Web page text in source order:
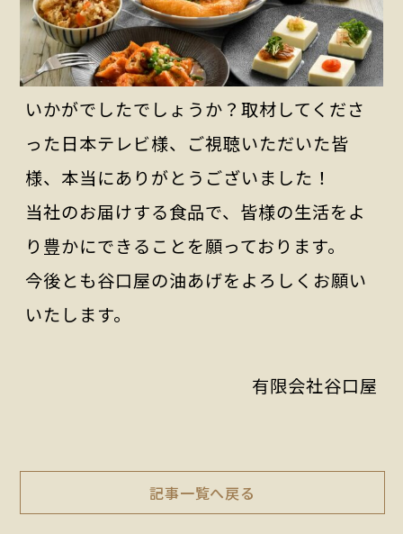
いかがでしたでしょうか？取材してくださ
った日本テレビ様、ご視聴いただいた皆
様、本当にありがとうございました！
当社のお届けする食品で、皆様の生活をよ
り豊かにできることを願っております。
今後とも谷口屋の油あげをよろしくお願い
いたします。
有限会社谷口屋
記事一覧へ戻る